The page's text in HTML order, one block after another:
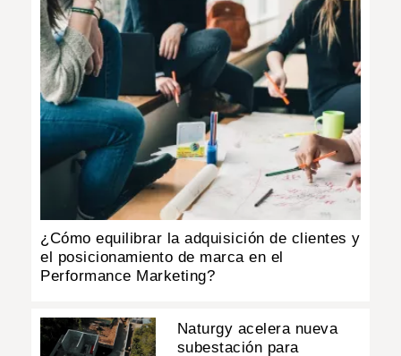
¿Cómo equilibrar la adquisición de clientes y
el posicionamiento de marca en el
Performance Marketing?
Naturgy acelera nueva
subestación para